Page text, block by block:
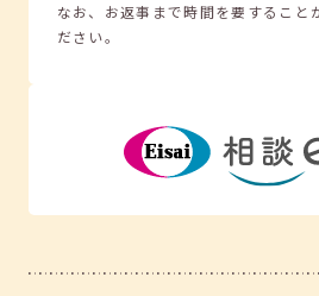
なお、お返事まで時間を要すること
ださい。